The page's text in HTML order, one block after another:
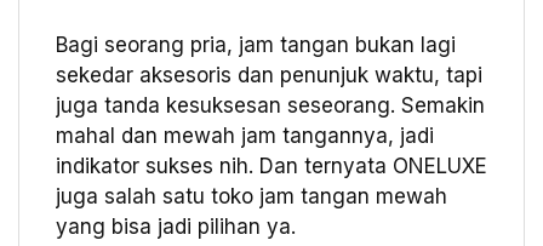
Bagi seorang pria, jam tangan bukan lagi
sekedar aksesoris dan penunjuk waktu, tapi
juga tanda kesuksesan seseorang. Semakin
mahal dan mewah jam tangannya, jadi
indikator sukses nih. Dan ternyata ONELUXE
juga salah satu toko jam tangan mewah
yang bisa jadi pilihan ya.